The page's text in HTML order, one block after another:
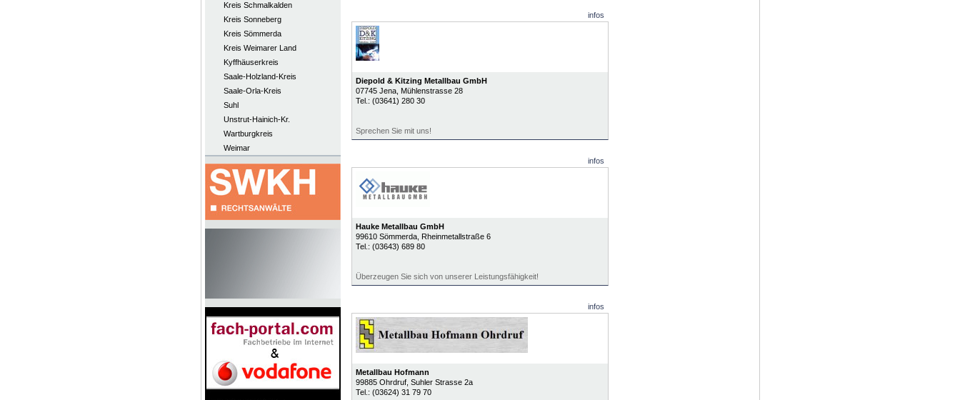
Kreis Schmalkalden
Kreis Sonneberg
Kreis Sömmerda
Kreis Weimarer Land
Kyffhäuserkreis
Saale-Holzland-Kreis
Saale-Orla-Kreis
Suhl
Unstrut-Hainich-Kr.
Wartburgkreis
Weimar
infos
Diepold & Kitzing Metallbau GmbH
07745 Jena, Mühlenstrasse 28
Tel.: (03641) 280 30
Sprechen Sie mit uns!
infos
Hauke Metallbau GmbH
99610 Sömmerda, Rheinmetallstraße 6
Tel.: (03643) 689 80
Überzeugen Sie sich von unserer Leistungsfähigkeit!
infos
Metallbau Hofmann
99885 Ohrdruf, Suhler Strasse 2a
Tel.: (03624) 31 79 70